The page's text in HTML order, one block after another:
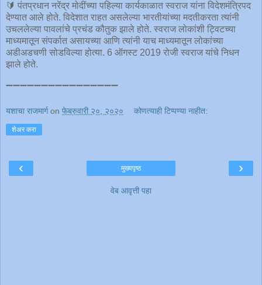
🔰 पंतप्रधान नरेंद्र मोदींच्या पहिल्या कार्यकाळात स्वराज यांना विदेशमंत्रिपद
देण्यात आले होते. विदेशात राहत असलेल्या भारतीयांच्या मदतीकरता त्यांनी
उचललेल्या पावलांचे प्रचंड कौतुक झाले होते. स्वराज लोकांशी ट्विटच्या
माध्यमातून संपर्कात असायच्या आणि त्यांनी याच माध्यमातून लोकांच्या
अडीअडचणी सोडविल्या होत्या. 6 ऑगस्ट 2019 रोजी स्वराज यांचे निधन
झाले होते.
➖➖➖➖➖➖➖➖➖➖➖➖➖➖➖➖
यशाचा राजमार्ग on फेब्रुवारी २०, २०२० कोणत्याही टिप्पण्‍या नाहीत:
शेअर करा
‹ ›
मुख्यपृष्ठ
वेब आवृत्ती पहा